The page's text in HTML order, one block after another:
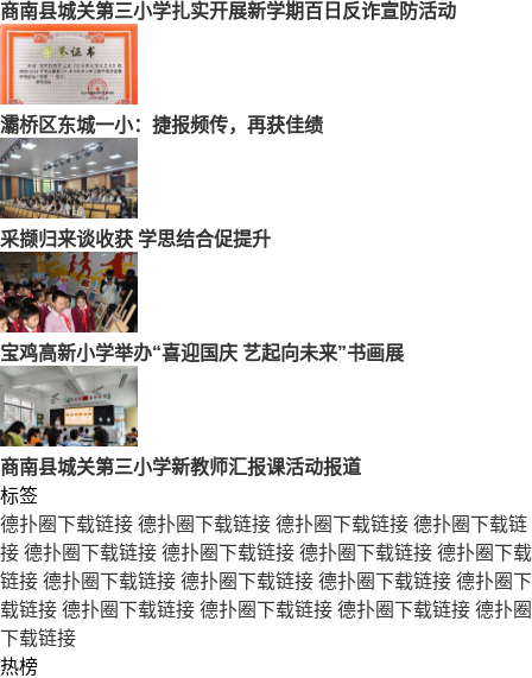
商南县城关第三小学扎实开展新学期百日反诈宣防活动
灞桥区东城一小：捷报频传，再获佳绩
采撷归来谈收获 学思结合促提升
宝鸡高新小学举办“喜迎国庆 艺起向未来”书画展
商南县城关第三小学新教师汇报课活动报道
标签
德扑圈下载链接 德扑圈下载链接 德扑圈下载链接 德扑圈下载链
接 德扑圈下载链接 德扑圈下载链接 德扑圈下载链接 德扑圈下载
链接 德扑圈下载链接 德扑圈下载链接 德扑圈下载链接 德扑圈下
载链接 德扑圈下载链接 德扑圈下载链接 德扑圈下载链接 德扑圈
下载链接
热榜